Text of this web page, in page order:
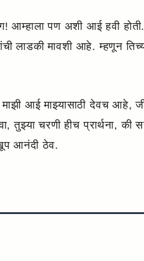
पण अशी आई हवी होती.”
लाडकी मावशी आहे. म्हणून
आई माझ्यासाठी देवच आहे, जी
तुझ्या चरणी हीच प्रार्थना, की
आनंदी ठेव.